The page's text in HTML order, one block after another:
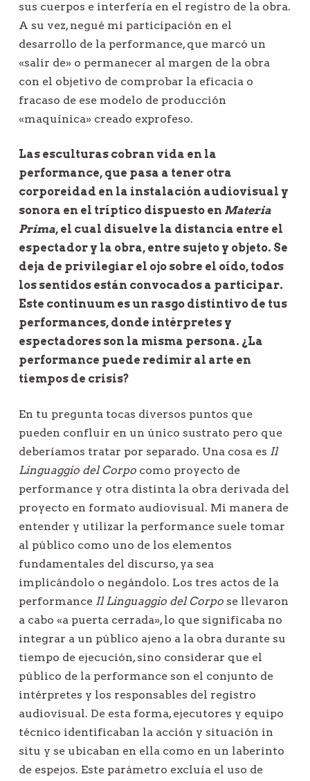
sus cuerpos e interfería en el registro de la obra.
A su vez, negué mi participación en el
desarrollo de la performance, que marcó un
«salir de» o permanecer al margen de la obra
con el objetivo de comprobar la eficacia o
fracaso de ese modelo de producción
«maquínica» creado exprofeso.
Las esculturas cobran vida en la
performance, que pasa a tener otra
corporeidad en la instalación audiovisual y
sonora en el tríptico dispuesto en Materia
Prima, el cual disuelve la distancia entre el
espectador y la obra, entre sujeto y objeto. Se
deja de privilegiar el ojo sobre el oído, todos
los sentidos están convocados a participar.
Este continuum es un rasgo distintivo de tus
performances, donde intérpretes y
espectadores son la misma persona. ¿La
performance puede redimir al arte en
tiempos de crisis?
En tu pregunta tocas diversos puntos que
pueden confluir en un único sustrato pero que
deberíamos tratar por separado. Una cosa es Il
Linguaggio del Corpo como proyecto de
performance y otra distinta la obra derivada del
proyecto en formato audiovisual. Mi manera de
entender y utilizar la performance suele tomar
al público como uno de los elementos
fundamentales del discurso, ya sea
implicándolo o negándolo. Los tres actos de la
performance Il Linguaggio del Corpose llevaron
a cabo «a puerta cerrada», lo que significaba no
integrar a un público ajeno a la obra durante su
tiempo de ejecución, sino considerar que el
público de la performance son el conjunto de
intérpretes y los responsables del registro
audiovisual. De esta forma, ejecutores y equipo
técnico identificaban la acción y situación in
situ y se ubicaban en ella como en un laberinto
de espejos. Este parámetro excluía el uso de